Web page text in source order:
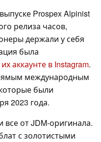
Prospex Alpinist
релиза часов,
держали у себя
была
аккаунте в Instagram.
международным
были
2023 года.
от JDM-оригинала.
с золотистыми